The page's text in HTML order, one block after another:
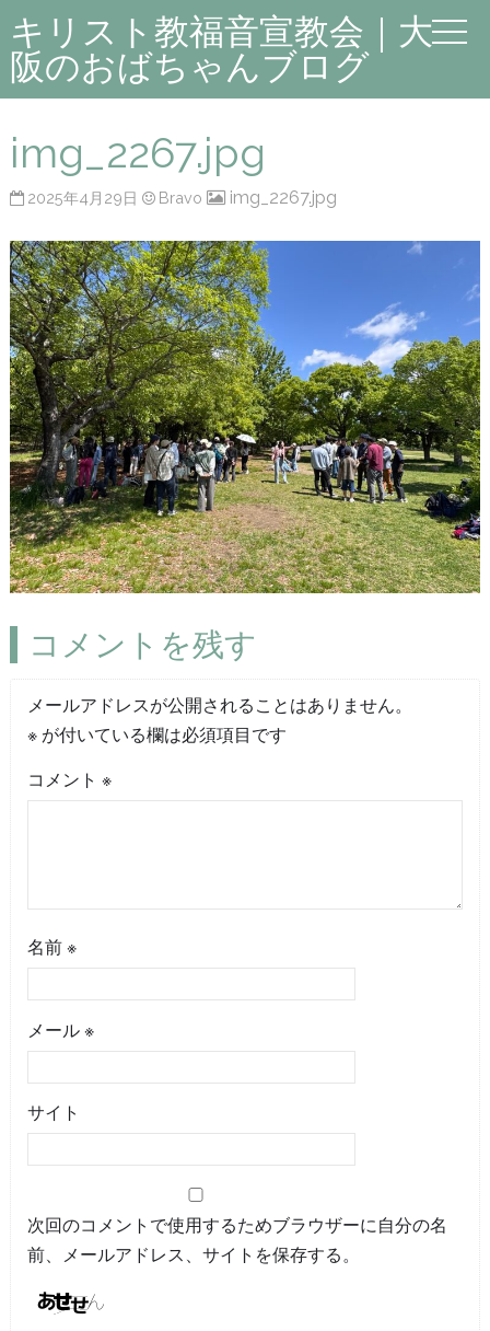
キリスト教福音宣教会｜大
阪のおばちゃんブログ
img_2267.jpg
2025年4月29日 Bravo img_2267.jpg
コメントを残す
メールアドレスが公開されることはありません。
※が付いている欄は必須項目です
コメント ※
名前 ※
メール ※
サイト
次回のコメントで使用するためブラウザーに自分の名
前、メールアドレス、サイトを保存する。